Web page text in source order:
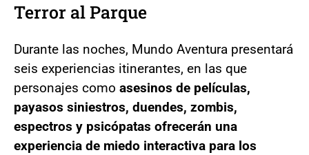
Terror al Parque
Durante las noches, Mundo Aventura presentará
seis experiencias itinerantes, en las que
personajes como asesinos de películas,
payasos siniestros, duendes, zombis,
espectros y psicópatas ofrecerán una
experiencia de miedo interactiva para los